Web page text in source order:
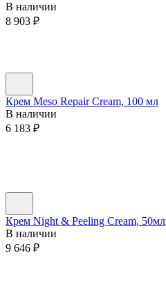
В наличии
8 903 ₽
Крем Meso Repair Cream, 100 мл
В наличии
6 183 ₽
Крем Night & Peeling Cream, 50мл
В наличии
9 646 ₽